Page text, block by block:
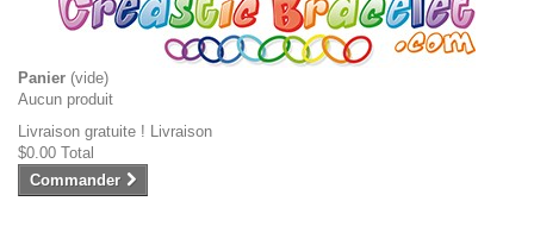
Panier (vide)
Aucun produit
Livraison gratuite ! Livraison
$0.00 Total
Commander